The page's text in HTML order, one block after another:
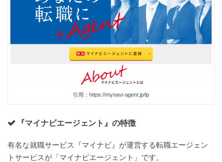
引用：https://mynavi-agent.jp/lp
『マイナビエージェント』の特徴
有名な就職サービス『マイナビ』が運営する転職エージェン
トサービスが「マイナビエージェント」です。